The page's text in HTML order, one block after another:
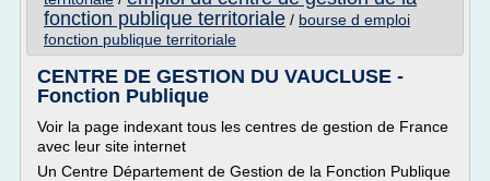
fonction publique territoriale / bourse d emploi
fonction publique territoriale
CENTRE DE GESTION DU VAUCLUSE -
Fonction Publique
Voir la page indexant tous les centres de gestion de France
avec leur site internet
Un Centre Département de Gestion de la Fonction Publique